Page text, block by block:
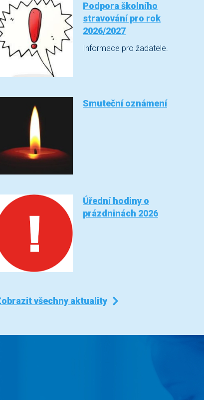
Podpora školního
stravování pro rok
2026/2027
Informace pro žadatele.
Smuteční oznámení
Úřední hodiny o
prázdninách 2026
všechny aktuality